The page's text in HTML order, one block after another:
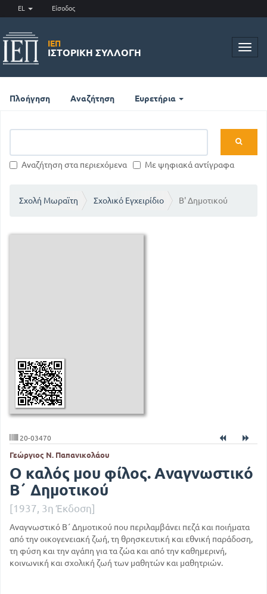
EL Είσοδος
ΙΕΠ
ΙΣΤΟΡΙΚΉ ΣΥΛΛΟΓΉ
Πλοήγηση Αναζήτηση Ευρετήρια
Αναζήτηση στα περιεχόμενα Με ψηφιακά αντίγραφα
Σχολή Μωραϊτη Σχολικό Εγχειρίδιο Β' Δημοτικού
20-03470
Γεώργιος Ν. Παπανικολάου
Ο καλός μου φίλος. Αναγνωστικό
Β΄ Δημοτικού
[1937, 3η Έκδοση]
Αναγνωστικό Β΄ Δημοτικού που περιλαμβάνει πεζά και ποιήματα
από την οικογενειακή ζωή, τη θρησκευτική και εθνική παράδοση,
τη φύση και την αγάπη για τα ζώα και από την καθημερινή,
κοινωνική και σχολική ζωή των μαθητών και μαθητριών.